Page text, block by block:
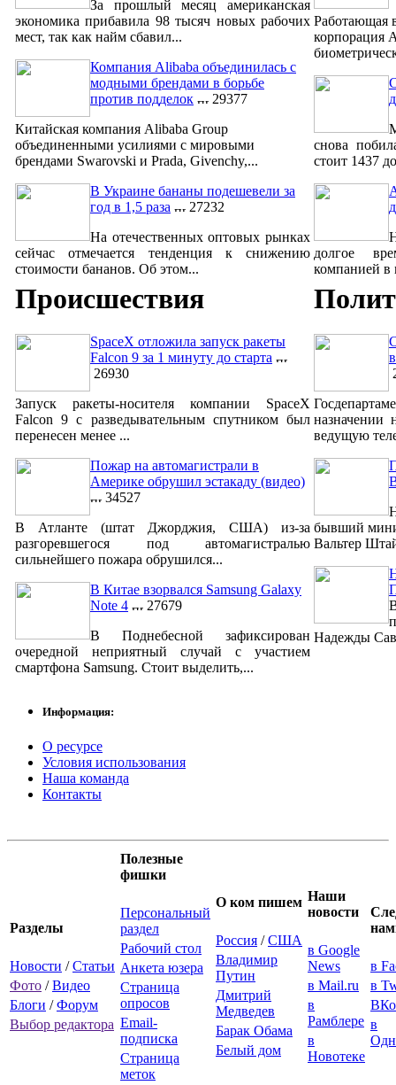
За прошлый месяц американская
экономика прибавила 98 тысяч новых рабочих
мест, так как найм сбавил...
Компания Alibaba объединилась с
модными брендами в борьбе
против подделок
29377
Китайская компания Alibaba Group
объединенными усилиями с мировыми
брендами Swarovski и Prada, Givenchy,...
В Украине бананы подешевели за
год в 1,5 раза
27232
На отечественных оптовых рынках
сейчас отмечается тенденция к снижению
стоимости бананов. Об этом...
Работающая
корпорация
снова
стоит 1437
долгое
компанией в
Происшествия
SpaceX отложила запуск ракеты
Falcon 9 за 1 минуту до старта
26930
Запуск ракеты-носителя компании SpaceX
Falcon 9 с разведывательным спутником был
перенесен менее ...
Пожар на автомагистрали в
Америке обрушил эстакаду (видео)
34527
В Атланте (штат Джорджия, США) из-за
разгоревшегося под автомагистралью
сильнейшего пожара обрушился...
В Китае взорвался Samsung Galaxy
Note 4
27679
В Поднебесной зафиксирован
очередной неприятный случай с участием
смартфона Samsung. Стоит выделить,...
назначении
ведущую
бывший
Вальтер
Надежды
Информация:
О ресурсе
Условия использования
Наша команда
Контакты
Разделы
Новости /Статьи
Фото /Видео
Блоги /Форум
Выбор редактора
Полезные
фишки
Персональный
раздел
Рабочий стол
Анкета юзера
Страница
опросов
Email-
подписка
Страница
меток
О ком пишем
Россия /США
Владимир
Путин
Дмитрий
Медведев
Барак Обама
Белый дом
Наши
новости
в Google
News
в Mail.ru
в
Рамблере
в
Новотеке
в
в
в